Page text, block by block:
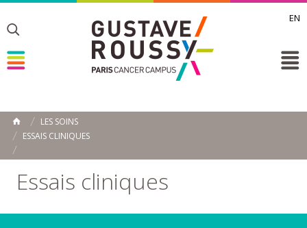
EN
Toggle
Toggle
Toggle
ACCUEIL
LES SOINS
ESSAIS CLINIQUES
Essais cliniques